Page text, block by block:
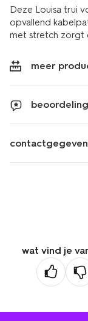
Deze Louisa trui
opvallend
met stretch zorgt
meer
wat vind je